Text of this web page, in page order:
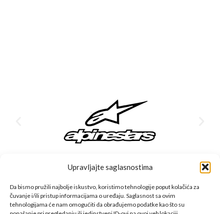
Upravljajte saglasnostima
Da bismo pružili najbolje iskustvo, koristimo tehnologije poput kolačića za
čuvanje i/ili pristup informacijama o uređaju. Saglasnost sa ovim
tehnologijama će nam omogućiti da obrađujemo podatke kao što su
CFMOTO proizvodi dizajnirani su za one koji od vozila očekuju